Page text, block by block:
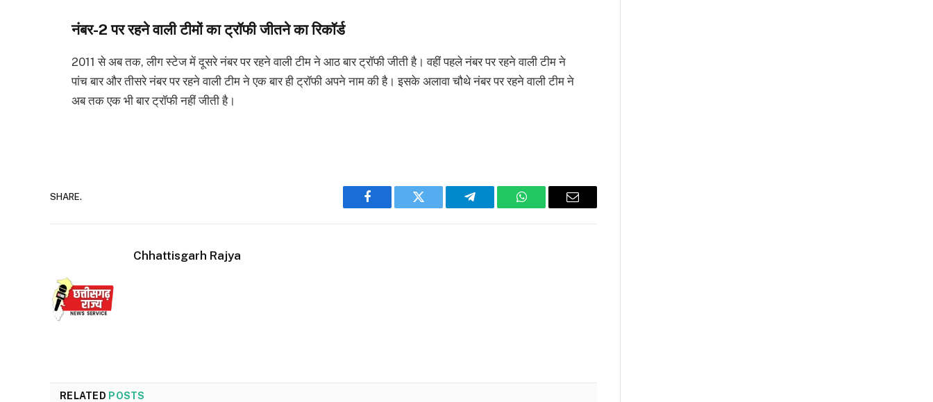
नंबर-2 पर रहने वाली टीमों का ट्रॉफी जीतने का रिकॉर्ड
2011 से अब तक, लीग स्टेज में दूसरे नंबर पर रहने वाली टीम ने आठ बार ट्रॉफी जीती है। वहीं पहले नंबर पर रहने वाली टीम ने
पांच बार और तीसरे नंबर पर रहने वाली टीम ने एक बार ही ट्रॉफी अपने नाम की है। इसके अलावा चौथे नंबर पर रहने वाली टीम ने
अब तक एक भी बार ट्रॉफी नहीं जीती है।
SHARE.
Facebook Twitter Telegram WhatsAppEmail
Chhattisgarh Rajya
RELATED POSTS